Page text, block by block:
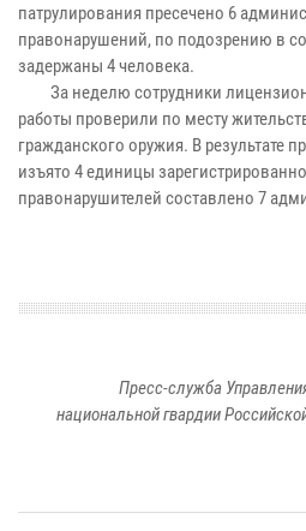
патрулирования пресечено 6
правонарушений, по подозрению в
задержаны 4 человека.
За неделю сотрудники
работы проверили по месту
гражданского оружия. В результате
изъято 4 единицы
правонарушителей составлено 7
Пресс-служба
национальной гвардии